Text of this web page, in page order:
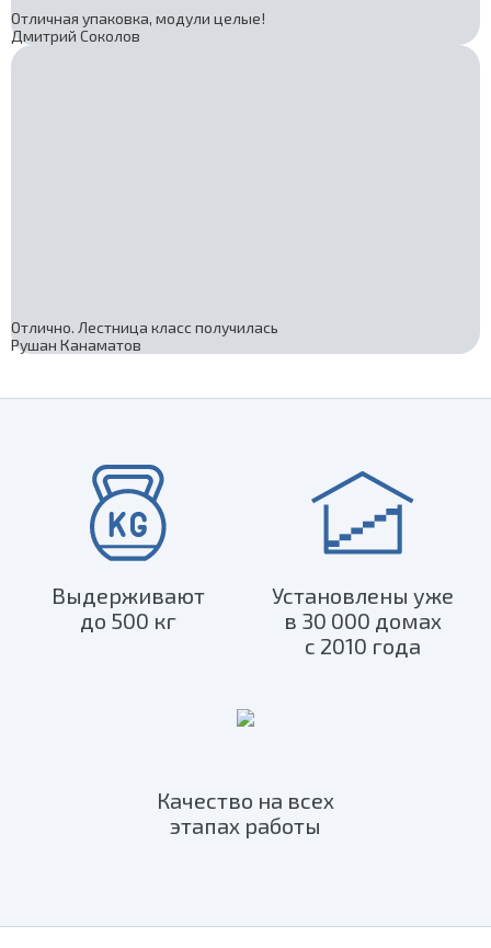
Отличная упаковка, модули целые!
Дмитрий Соколов
Отлично. Лестница класс получилась
Рушан Канаматов
Выдерживают
до 500 кг
Установлены уже
в 30 000 домах
с 2010 года
Качество на всех
этапах работы